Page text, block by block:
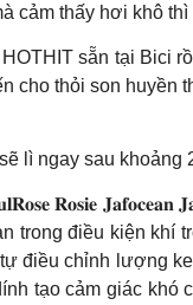
cảm thấy hơi khô
HOTHIT sẵn tại
cho thỏi son huyền
lì ngay sau
𝐑𝐨𝐬𝐢𝐞
trong điều kiện khí
điều chỉnh lượng
tạo cảm giác khó